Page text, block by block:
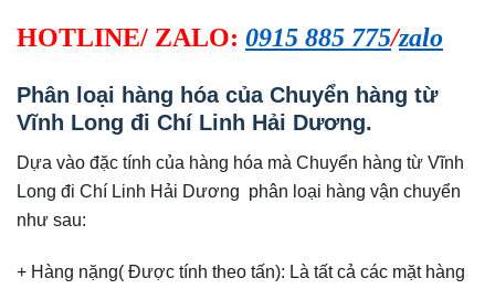
HOTLINE/ ZALO: 0915 885 775/zalo
Phân loại hàng hóa của Chuyển hàng từ
Vĩnh Long đi Chí Linh Hải Dương.
Dựa vào đặc tính của hàng hóa mà Chuyển hàng từ Vĩnh
Long đi Chí Linh Hải Dương phân loại hàng vận chuyển
như sau:
+ Hàng nặng( Được tính theo tấn): Là tất cả các mặt hàng